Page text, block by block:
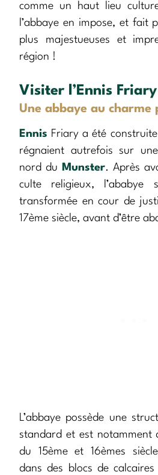
comme un haut lieu
l’abbaye en impose, et fait
plus majestueuses et
région !
Visiter l’Ennis Friary
Une abbaye au charme
Ennis Friary a été
régnaient autrefois sur
nord du
Munster. Après
culte religieux,
transformée en cour de
17ème siècle, avant d’être
L’abbaye possède une
standard et est notamment
du 15ème et 16èmes
dans des blocs de calcaires